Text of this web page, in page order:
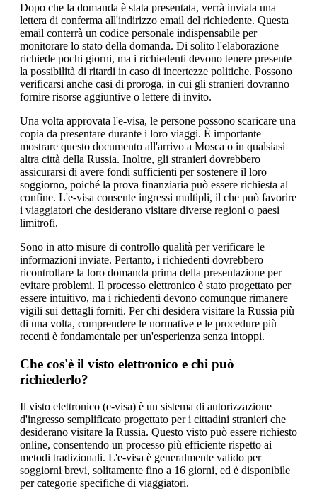
Dopo che la domanda è stata presentata, verrà inviata una
lettera di conferma all'indirizzo email del richiedente. Questa
email conterrà un codice personale indispensabile per
monitorare lo stato della domanda. Di solito l'elaborazione
richiede pochi giorni, ma i richiedenti devono tenere presente
la possibilità di ritardi in caso di incertezze politiche. Possono
verificarsi anche casi di proroga, in cui gli stranieri dovranno
fornire risorse aggiuntive o lettere di invito.
Una volta approvata l'e-visa, le persone possono scaricare una
copia da presentare durante i loro viaggi. È importante
mostrare questo documento all'arrivo a Mosca o in qualsiasi
altra città della Russia. Inoltre, gli stranieri dovrebbero
assicurarsi di avere fondi sufficienti per sostenere il loro
soggiorno, poiché la prova finanziaria può essere richiesta al
confine. L'e-visa consente ingressi multipli, il che può favorire
i viaggiatori che desiderano visitare diverse regioni o paesi
limitrofi.
Sono in atto misure di controllo qualità per verificare le
informazioni inviate. Pertanto, i richiedenti dovrebbero
ricontrollare la loro domanda prima della presentazione per
evitare problemi. Il processo elettronico è stato progettato per
essere intuitivo, ma i richiedenti devono comunque rimanere
vigili sui dettagli forniti. Per chi desidera visitare la Russia più
di una volta, comprendere le normative e le procedure più
recenti è fondamentale per un'esperienza senza intoppi.
Che cos'è il visto elettronico e chi può
richiederlo?
Il visto elettronico (e-visa) è un sistema di autorizzazione
d'ingresso semplificato progettato per i cittadini stranieri che
desiderano visitare la Russia. Questo visto può essere richiesto
online, consentendo un processo più efficiente rispetto ai
metodi tradizionali. L'e-visa è generalmente valido per
soggiorni brevi, solitamente fino a 16 giorni, ed è disponibile
per categorie specifiche di viaggiatori.